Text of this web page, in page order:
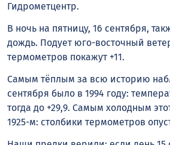
Гидрометцентр.
В ночь на пятницу, 16 сентября,
дождь. Подует юго-восточный
термометров покажут +11.
Самым тёплым за всю историю
сентября было в 1994 году:
тогда до +29,9. Самым холодным
1925-м: столбики термометров